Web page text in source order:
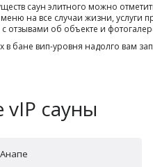
саун элитного можно
меню на все случаи жизни,
с отзывами об объекте и
в бане вип-уровня надолго вам
vIP сауны